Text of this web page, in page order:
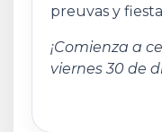
preuvas y
¡Comienza a
viernes 30 de